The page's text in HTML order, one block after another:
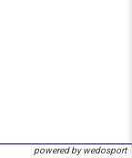
powered by wedosport